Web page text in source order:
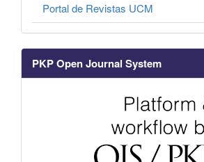
Portal de Revistas UCM
PKP Open Journal System